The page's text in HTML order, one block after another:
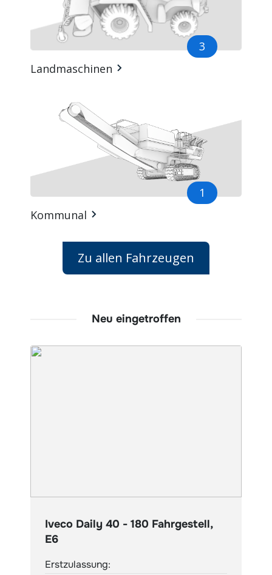
3
Landmaschinen
1
Kommunal
Zu allen Fahrzeugen
Neu eingetroffen
Iveco Daily 40 - 180 Fahrgestell,
E6
Erstzulassung: